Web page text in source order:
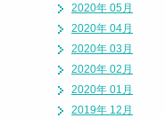
2020年 05月
2020年 04月
2020年 03月
2020年 02月
2020年 01月
2019年 12月